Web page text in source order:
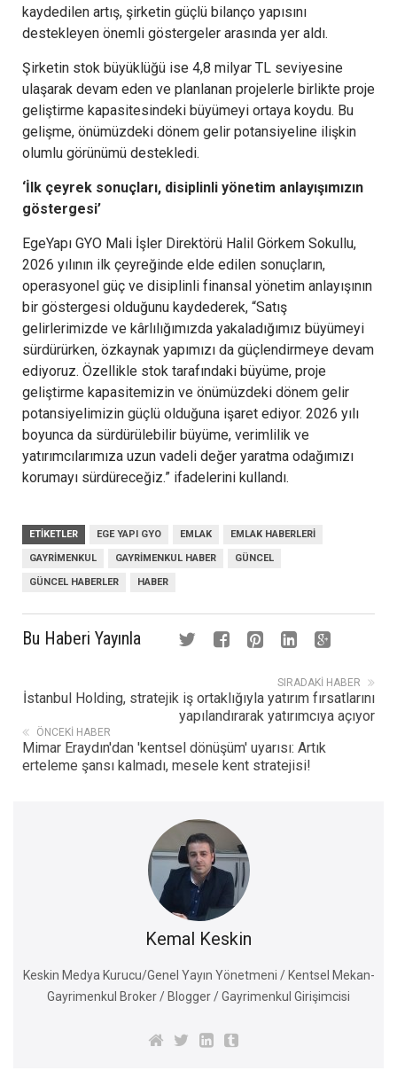
kaydedilen artış, şirketin güçlü bilanço yapısını
destekleyen önemli göstergeler arasında yer aldı.
Şirketin stok büyüklüğü ise 4,8 milyar TL seviyesine
ulaşarak devam eden ve planlanan projelerle birlikte proje
geliştirme kapasitesindeki büyümeyi ortaya koydu. Bu
gelişme, önümüzdeki dönem gelir potansiyeline ilişkin
olumlu görünümü destekledi.
‘İlk çeyrek sonuçları, disiplinli yönetim anlayışımızın
göstergesi’
EgeYapı GYO Mali İşler Direktörü Halil Görkem Sokullu,
2026 yılının ilk çeyreğinde elde edilen sonuçların,
operasyonel güç ve disiplinli finansal yönetim anlayışının
bir göstergesi olduğunu kaydederek, “Satış
gelirlerimizde ve kârlılığımızda yakaladığımız büyümeyi
sürdürürken, özkaynak yapımızı da güçlendirmeye devam
ediyoruz. Özellikle stok tarafındaki büyüme, proje
geliştirme kapasitemizin ve önümüzdeki dönem gelir
potansiyelimizin güçlü olduğuna işaret ediyor. 2026 yılı
boyunca da sürdürülebilir büyüme, verimlilik ve
yatırımcılarımıza uzun vadeli değer yaratma odağımızı
korumayı sürdüreceğiz.” ifadelerini kullandı.
ETIKETLER EGE YAPI GYO EMLAK EMLAK HABERLERI
GAYRIMENKUL GAYRIMENKUL HABER GÜNCEL
GÜNCEL HABERLER HABER
Bu Haberi Yayınla
SIRADAKI HABER
İstanbul Holding, stratejik iş ortaklığıyla yatırım fırsatlarını
yapılandırarak yatırımcıya açıyor
ÖNCEKI HABER
Mimar Eraydın'dan 'kentsel dönüşüm' uyarısı: Artık
erteleme şansı kalmadı, mesele kent stratejisi!
Kemal Keskin
Keskin Medya Kurucu/Genel Yayın Yönetmeni / Kentsel Mekan-
Gayrimenkul Broker / Blogger / Gayrimenkul Girişimcisi